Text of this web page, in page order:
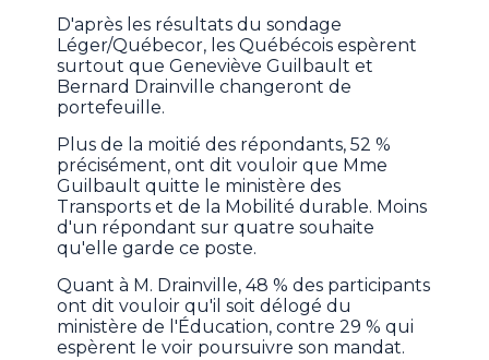
D'après les résultats du sondage
Léger/Québecor, les Québécois espèrent
surtout que Geneviève Guilbault et
Bernard Drainville changeront de
portefeuille.
Plus de la moitié des répondants, 52 %
précisément, ont dit vouloir que Mme
Guilbault quitte le ministère des
Transports et de la Mobilité durable. Moins
d'un répondant sur quatre souhaite
qu'elle garde ce poste.
Quant à M. Drainville, 48 % des participants
ont dit vouloir qu'il soit délogé du
ministère de l'Éducation, contre 29 % qui
espèrent le voir poursuivre son mandat.